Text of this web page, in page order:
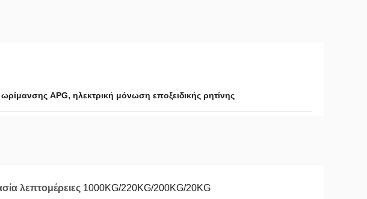
APG, ηλεκτρική μόνωση εποξειδικής ρητίνης
λεπτομέρειες 1000KG/220KG/200KG/20KG